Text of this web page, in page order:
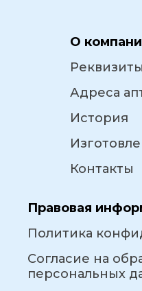
О
Адреса
История
Контакты
Правовая
Политика
Согласие на
персональных